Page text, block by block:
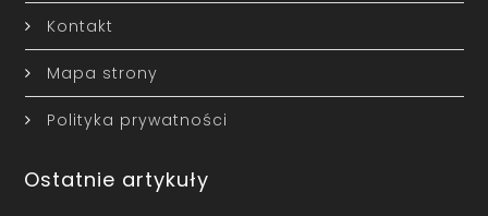
Kontakt
Mapa strony
Polityka prywatności
Ostatnie artykuły